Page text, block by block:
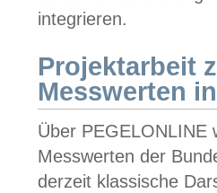
integrieren.
Projektarbeit
Messwerten
Über PEGELONLINE
Messwerten der
derzeit klassische